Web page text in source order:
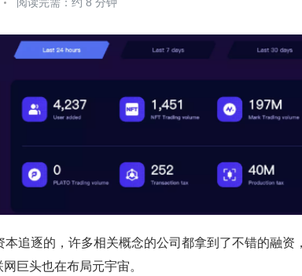
追逐的，许多相关概念的公司都拿到了不错的融资
巨头也在布局元宇宙。